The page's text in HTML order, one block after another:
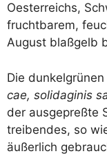
Oes­ter­reichs,
frucht­ba­rem,
August blaß­gelb
Die dun­kel­grü­nen
cae, soli­da­ginis
der aus­ge­preß­te
trei­ben­des, so
äußer­lich